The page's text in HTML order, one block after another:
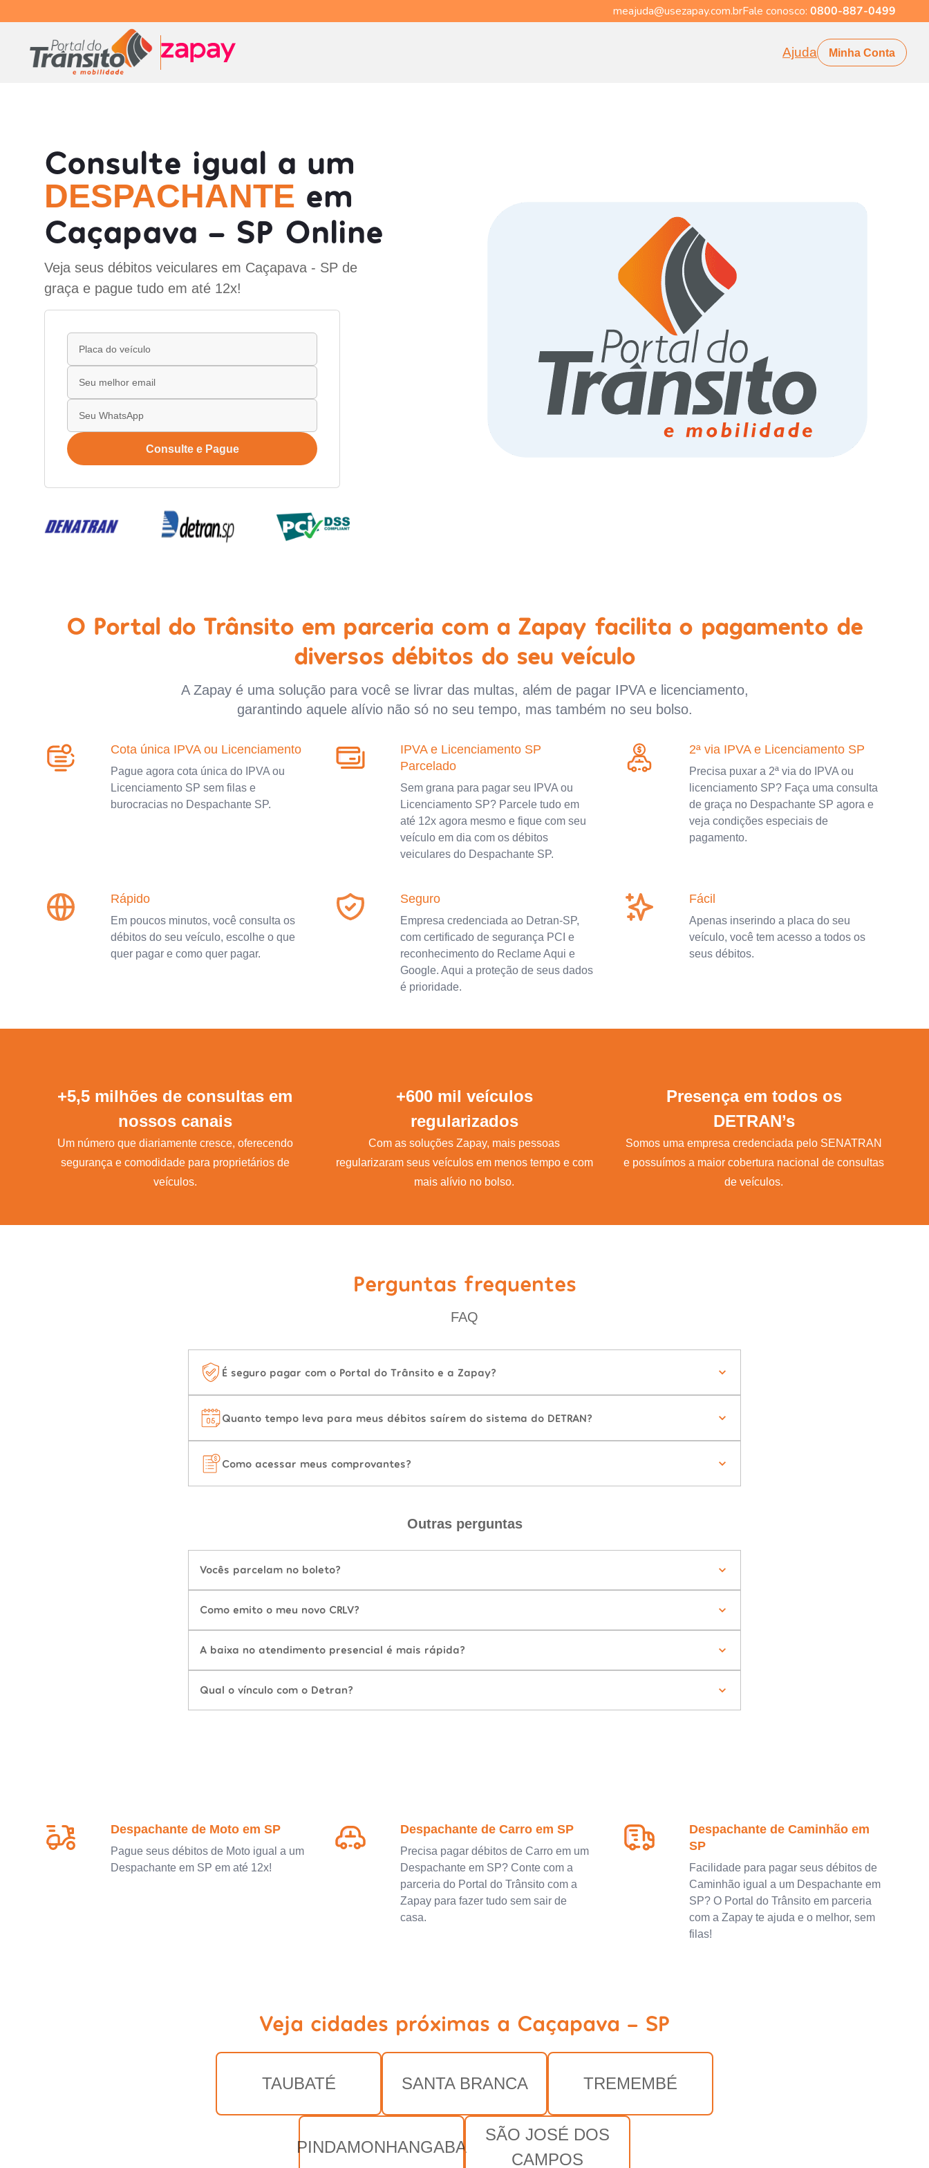
meajuda@usezapay.com.brFale conosco: 0800-887-0499
Ajuda Minha Conta
Consulte igual a um
DESPACHANTE em
Caçapava - SP Online
Veja seus débitos veiculares em Caçapava - SP de
graça e pague tudo em até 12x!
Consulte e Pague
O Portal do Trânsito em parceria com a Zapay facilita o pagamento de
diversos débitos do seu veículo
A Zapay é uma solução para você se livrar das multas, além de pagar IPVA e licenciamento,
garantindo aquele alívio não só no seu tempo, mas também no seu bolso.
Cota única IPVA ou Licenciamento
Pague agora cota única do IPVA ou
Licenciamento SP sem filas e
burocracias no Despachante SP.
IPVA e Licenciamento SP
Parcelado
Sem grana para pagar seu IPVA ou
Licenciamento SP? Parcele tudo em
até 12x agora mesmo e fique com seu
veículo em dia com os débitos
veiculares do Despachante SP.
2ª via IPVA e Licenciamento SP
Precisa puxar a 2ª via do IPVA ou
licenciamento SP? Faça uma consulta
de graça no Despachante SP agora e
veja condições especiais de
pagamento.
Rápido
Em poucos minutos, você consulta os
débitos do seu veículo, escolhe o que
quer pagar e como quer pagar.
Seguro
Empresa credenciada ao Detran-SP,
com certificado de segurança PCI e
reconhecimento do Reclame Aqui e
Google. Aqui a proteção de seus dados
é prioridade.
Fácil
Apenas inserindo a placa do seu
veículo, você tem acesso a todos os
seus débitos.
+5,5 milhões de consultas em
nossos canais
Um número que diariamente cresce, oferecendo
segurança e comodidade para proprietários de
veículos.
+600 mil veículos
regularizados
Com as soluções Zapay, mais pessoas
regularizaram seus veículos em menos tempo e com
mais alívio no bolso.
Presença em todos os
DETRAN’s
Somos uma empresa credenciada pelo SENATRAN
e possuímos a maior cobertura nacional de consultas
de veículos.
Perguntas frequentes
FAQ
É seguro pagar com o Portal do Trânsito e a Zapay?
Quanto tempo leva para meus débitos saírem do sistema do DETRAN?
Como acessar meus comprovantes?
Outras perguntas
Vocês parcelam no boleto?
Como emito o meu novo CRLV?
A baixa no atendimento presencial é mais rápida?
Qual o vínculo com o Detran?
Despachante de Moto em SP
Pague seus débitos de Moto igual a um
Despachante em SP em até 12x!
Despachante de Carro em SP
Precisa pagar débitos de Carro em um
Despachante em SP? Conte com a
parceria do Portal do Trânsito com a
Zapay para fazer tudo sem sair de
casa.
Despachante de Caminhão em
SP
Facilidade para pagar seus débitos de
Caminhão igual a um Despachante em
SP? O Portal do Trânsito em parceria
com a Zapay te ajuda e o melhor, sem
filas!
Veja cidades próximas a Caçapava - SP
TAUBATÉ SANTA BRANCA TREMEMBÉ
PINDAMONHANGABA
SÃO JOSÉ DOS
CAMPOS